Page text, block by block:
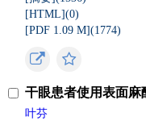
[HTML](0)
[PDF 1.09 M](1774)
干眼患者使用表面
叶芬